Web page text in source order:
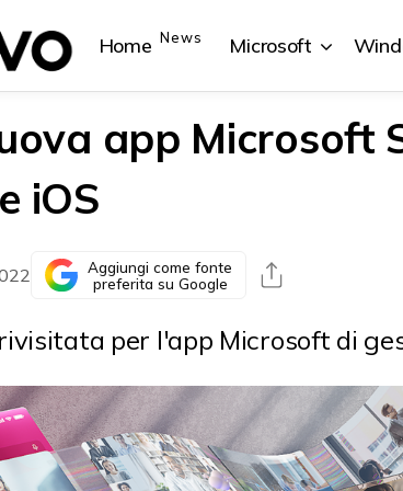
Home News Microsoft
app Microsoft
iOS
Aggiungi come fonte
preferita su Google
per l'app Microsoft di